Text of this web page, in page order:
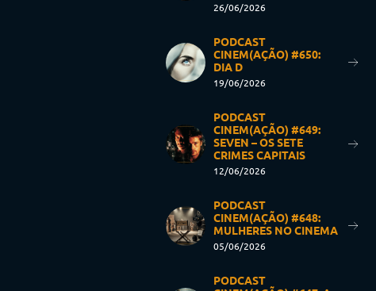
26/06/2026
PODCAST
CINEM(AÇÃO) #650:
DIA D
19/06/2026
PODCAST
CINEM(AÇÃO) #649:
SEVEN – OS SETE
CRIMES CAPITAIS
12/06/2026
PODCAST
CINEM(AÇÃO) #648:
MULHERES NO CINEMA
05/06/2026
PODCAST